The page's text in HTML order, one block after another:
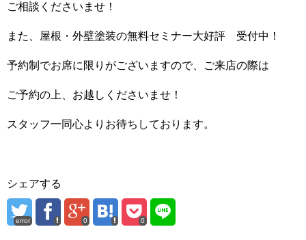
ご相談くださいませ！
また、屋根・外壁塗装の無料セミナー大好評 受付中！
予約制でお席に限りがございますので、ご来店の際は
ご予約の上、お越しくださいませ！
スタッフ一同心よりお待ちしております。
シェアする
error 0 0